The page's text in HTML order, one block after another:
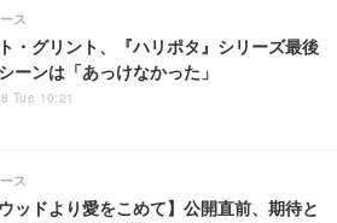
・グリント、『ハリポタ』シリーズ最後
ーンは「あっけなかった」
ス
Tue 10:21
ウッドより愛をこめて】公開直前、期待と
ス